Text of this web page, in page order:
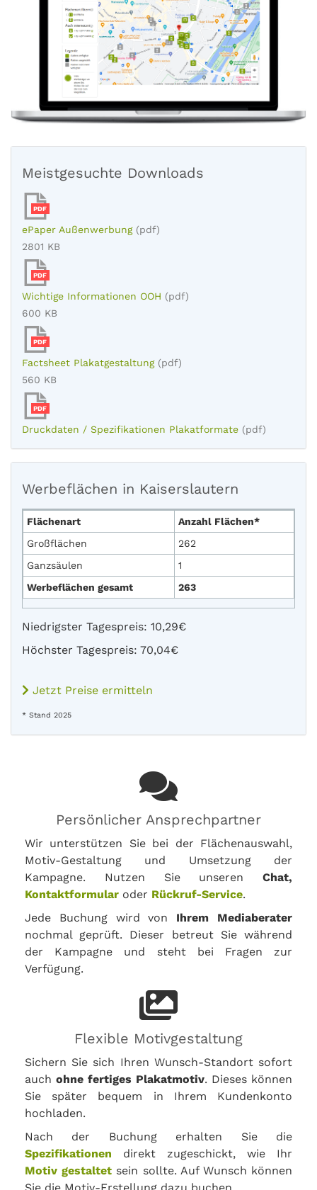
Meistgesuchte Downloads
PDF
ePaper Außenwerbung (pdf)
2801 KB
PDF
Wichtige Informationen OOH (pdf)
600 KB
PDF
Factsheet Plakatgestaltung (pdf)
560 KB
PDF
Druckdaten / Spezifikationen Plakatformate (pdf)
Werbeflächen in Kaiserslautern
Flächenart
Anzahl Flächen*
Großflächen
262
Ganzsäulen
1
Werbeflächen gesamt
263
Niedrigster Tagespreis: 10,29€
Höchster Tagespreis: 70,04€
Jetzt Preise ermitteln
* Stand 2025
Persönlicher Ansprechpartner
Wir unterstützen Sie bei der Flächenauswahl,
Motiv-Gestaltung und Umsetzung der
Kampagne. Nutzen Sie unseren Chat,
Kontaktformular oder Rückruf-Service.
Jede Buchung wird von Ihrem Mediaberater
nochmal geprüft. Dieser betreut Sie während
der Kampagne und steht bei Fragen zur
Verfügung.
Flexible Motivgestaltung
Sichern Sie sich Ihren Wunsch-Standort sofort
auch ohne fertiges Plakatmotiv. Dieses können
Sie später bequem in Ihrem Kundenkonto
hochladen.
Nach der Buchung erhalten Sie die
Spezifikationen direkt zugeschickt, wie Ihr
Motiv gestaltet sein sollte. Auf Wunsch können
Sie die Motiv-Erstellung dazu buchen.